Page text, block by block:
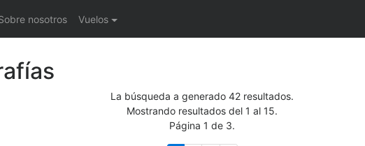
nosotros Vuelos
La búsqueda a generado 42 resultados.
Mostrando resultados del 1 al 15.
Página 1 de 3.